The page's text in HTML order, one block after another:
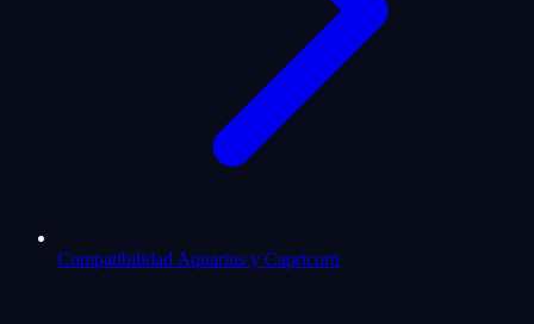
Compatibilidad Aquarius y Capricorn